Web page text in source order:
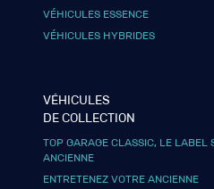
VÉHICULES ESSENCE
VÉHICULES HYBRIDES
VÉHICULES
DE COLLECTION
TOP GARAGE CLASSIC, LE LABEL
ANCIENNE
ENTRETENEZ VOTRE ANCIENNE